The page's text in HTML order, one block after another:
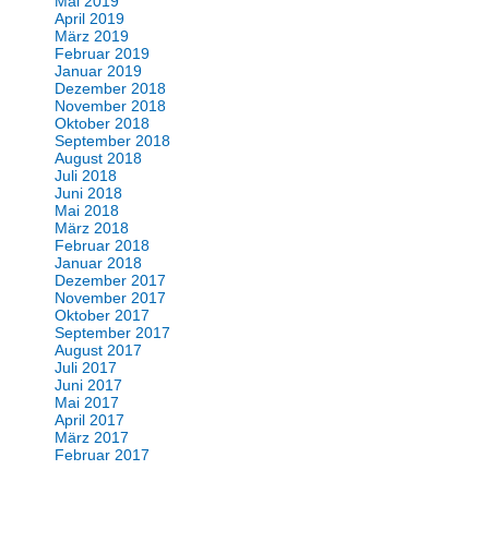
April 2019
März 2019
Februar 2019
Januar 2019
Dezember 2018
November 2018
Oktober 2018
September 2018
August 2018
Juli 2018
Juni 2018
Mai 2018
März 2018
Februar 2018
Januar 2018
Dezember 2017
November 2017
Oktober 2017
September 2017
August 2017
Juli 2017
Juni 2017
Mai 2017
April 2017
März 2017
Februar 2017